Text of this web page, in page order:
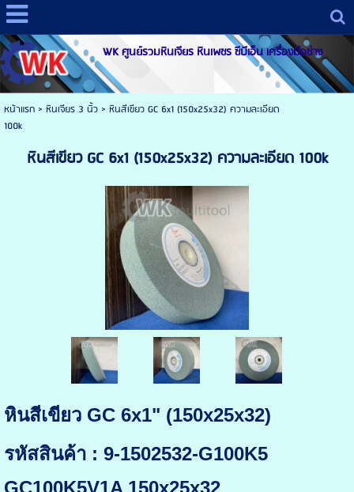
WK ศูนย์รวมหินเจียร หินเพชร ซีบีเอ็น เครื่องมือช่าง
หน้าแรก> หินเจียร 3 นิ้ว> หินสีเขียว GC 6x1 (150x25x32) ความละเอียด
100k
หินสีเขียว GC 6x1 (150x25x32) ความละเอียด 100k
หินสีเขียว GC 6x1" (150x25x32)
รหัสสินค้า : 9-1502532-G100K5
GC100K5V1A 150x25x32